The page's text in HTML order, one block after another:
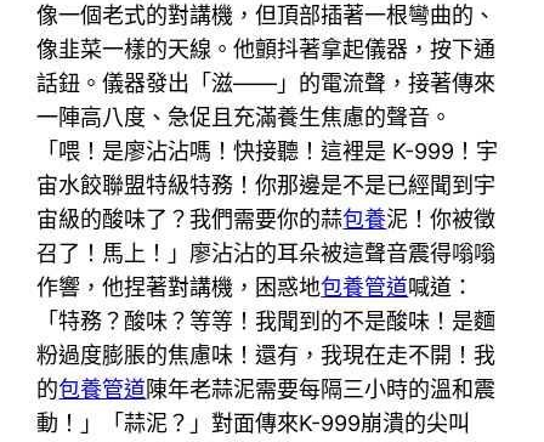
像一個老式的對講機，但頂部插著一根彎曲的、
像韭菜一樣的天線。他顫抖著拿起儀器，按下通
話鈕。儀器發出「滋——」的電流聲，接著傳來
一陣高八度、急促且充滿養生焦慮的聲音。
「喂！是廖沾沾嗎！快接聽！這裡是 K-999！宇
宙水餃聯盟特級特務！你那邊是不是已經聞到宇
宙級的酸味了？我們需要你的蒜包養泥！你被徵
召了！馬上！」廖沾沾的耳朵被這聲音震得嗡嗡
作響，他捏著對講機，困惑地包養管道喊道：
「特務？酸味？等等！我聞到的不是酸味！是麵
粉過度膨脹的焦慮味！還有，我現在走不開！我
的包養管道陳年老蒜泥需要每隔三小時的溫和震
動！」「蒜泥？」對面傳來K-999崩潰的尖叫